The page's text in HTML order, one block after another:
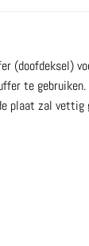
(doofdeksel)
te
zal vettig